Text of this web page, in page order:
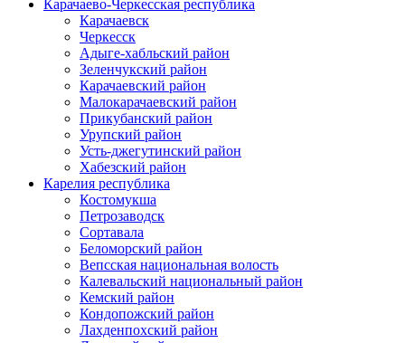
Карачаево-Черкесская республика
Карачаевск
Черкесск
Адыге-хабльский район
Зеленчукский район
Карачаевский район
Малокарачаевский район
Прикубанский район
Урупский район
Усть-джегутинский район
Хабезский район
Карелия республика
Костомукша
Петрозаводск
Сортавала
Беломорский район
Вепсская национальная волость
Калевальский национальный район
Кемский район
Кондопожский район
Лахденпохский район